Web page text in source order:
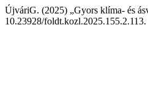
ÚjváriG. (2025) „Gyors klíma- és
10.23928/foldt.kozl.2025.155.2.113.